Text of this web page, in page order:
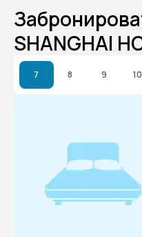
SHANGHAI
7 8 9 10